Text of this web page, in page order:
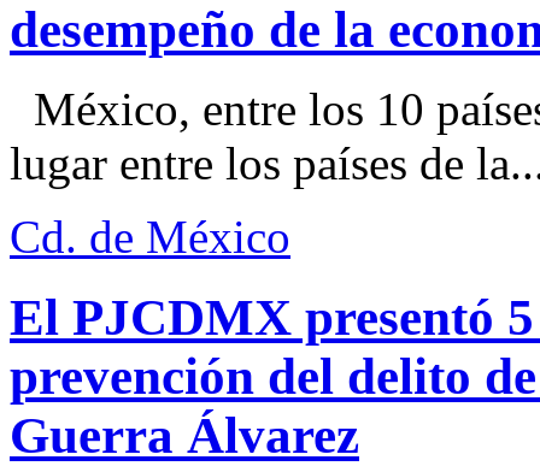
desempeño de la
México, entre los 10
lugar entre los países de
Cd. de México
El PJCDMX presentó
prevención del delito
Guerra Álvarez